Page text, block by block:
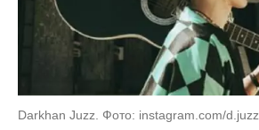
Darkhan Juzz. Фото: instagram.com/d.juzz